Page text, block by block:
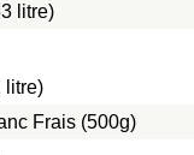
litre)
litre)
Frais (500g)